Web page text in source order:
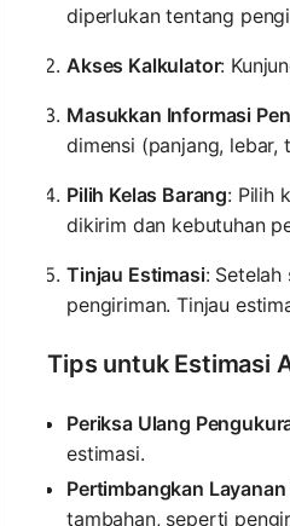
diperlukan tentang
Akses Kalkulator:
Masukkan Informasi
dimensi (panjang,
Pilih Kelas Barang: Pilih
dikirim dan kebutuhan
Tinjau Estimasi: Setelah
pengiriman. Tinjau
Tips untuk Estimasi
Periksa Ulang
estimasi.
Pertimbangkan
tambahan, seperti